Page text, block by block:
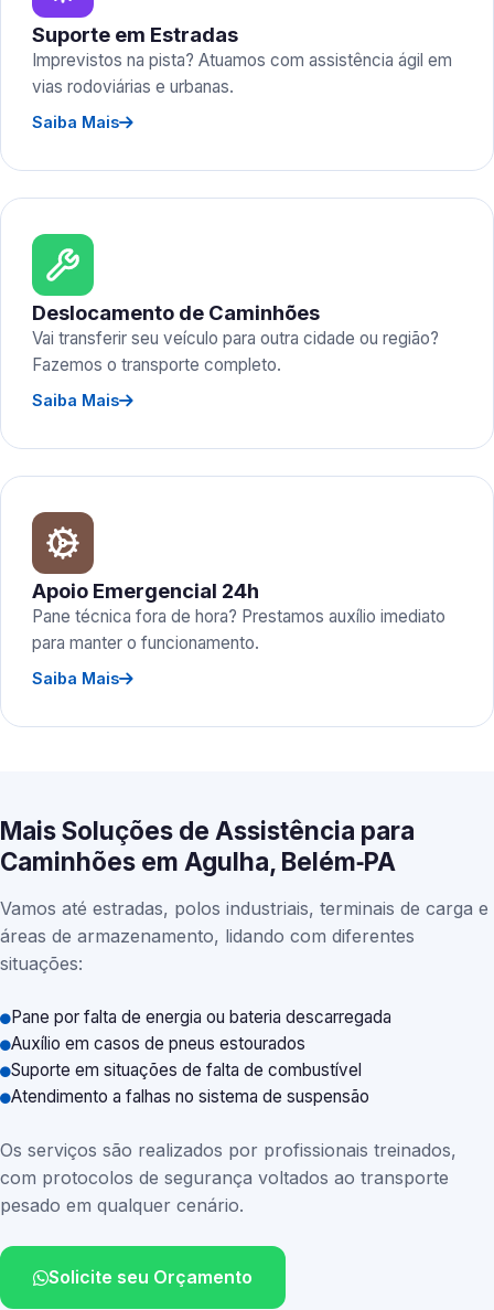
Suporte em Estradas
Imprevistos na pista? Atuamos com assistência ágil em
vias rodoviárias e urbanas.
Saiba Mais
Deslocamento de Caminhões
Vai transferir seu veículo para outra cidade ou região?
Fazemos o transporte completo.
Saiba Mais
Apoio Emergencial 24h
Pane técnica fora de hora? Prestamos auxílio imediato
para manter o funcionamento.
Saiba Mais
Mais Soluções de Assistência para
Caminhões em Agulha, Belém‑PA
Vamos até estradas, polos industriais, terminais de carga e
áreas de armazenamento, lidando com diferentes
situações:
Pane por falta de energia ou bateria descarregada
Auxílio em casos de pneus estourados
Suporte em situações de falta de combustível
Atendimento a falhas no sistema de suspensão
Os serviços são realizados por profissionais treinados,
com protocolos de segurança voltados ao transporte
pesado em qualquer cenário.
Solicite seu Orçamento